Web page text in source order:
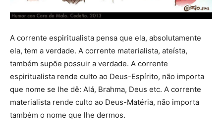
A corrente espiritualista pensa que ela, absolutamente
ela, tem a verdade. A corrente materialista, ateísta,
também supõe possuir a verdade. A corrente
espiritualista rende culto ao Deus-Espírito, não importa
que nome se lhe dê: Alá, Brahma, Deus etc. A corrente
materialista rende culto ao Deus-Matéria, não importa
também o nome que lhe dermos.